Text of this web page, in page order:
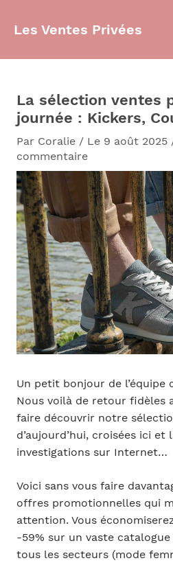
Les Ventes Privées
La sélection ventes
journée : Kickers,
Par Coralie / Le 9 août 2025
commentaire
Un petit bonjour de l’équipe
Nous voilà de retour fidèles
faire découvrir notre
d’aujourd’hui, croisées ici et
investigations sur Internet…
Voici sans vous faire
offres promotionnelles qui
attention. Vous
-59% sur un vaste
tous les secteurs (mode